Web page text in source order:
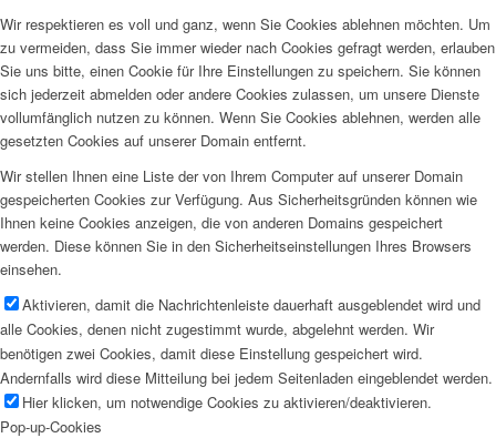
Wir respektieren es voll und ganz, wenn Sie Cookies ablehnen möchten. Um
zu vermeiden, dass Sie immer wieder nach Cookies gefragt werden, erlauben
Sie uns bitte, einen Cookie für Ihre Einstellungen zu speichern. Sie können
sich jederzeit abmelden oder andere Cookies zulassen, um unsere Dienste
vollumfänglich nutzen zu können. Wenn Sie Cookies ablehnen, werden alle
gesetzten Cookies auf unserer Domain entfernt.
Wir stellen Ihnen eine Liste der von Ihrem Computer auf unserer Domain
gespeicherten Cookies zur Verfügung. Aus Sicherheitsgründen können wie
Ihnen keine Cookies anzeigen, die von anderen Domains gespeichert
werden. Diese können Sie in den Sicherheitseinstellungen Ihres Browsers
einsehen.
Aktivieren, damit die Nachrichtenleiste dauerhaft ausgeblendet wird und
alle Cookies, denen nicht zugestimmt wurde, abgelehnt werden. Wir
benötigen zwei Cookies, damit diese Einstellung gespeichert wird.
Andernfalls wird diese Mitteilung bei jedem Seitenladen eingeblendet werden.
Hier klicken, um notwendige Cookies zu aktivieren/deaktivieren.
Pop-up-Cookies